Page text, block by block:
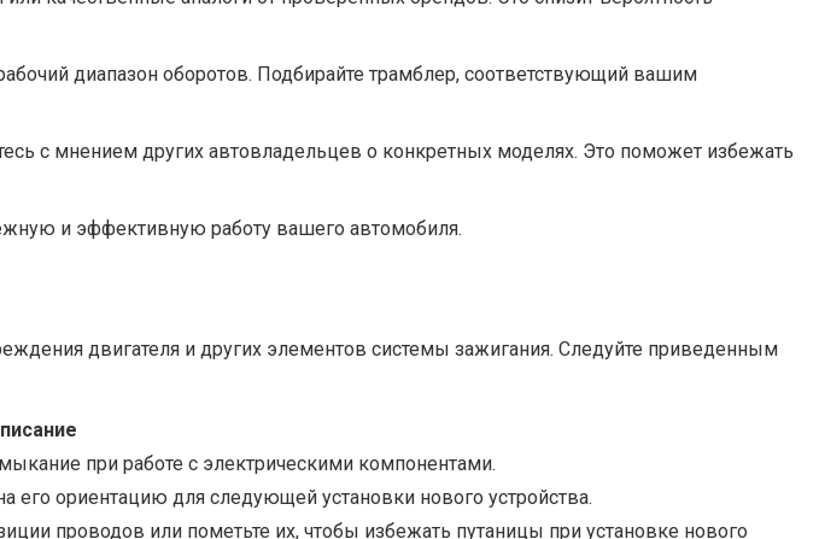
диапазон оборотов. Подбирайте трамблер, соответствующий вашим
с мнением других автовладельцев о конкретных моделях. Это поможет избежать
и эффективную работу вашего автомобиля.
двигателя и других элементов системы зажигания. Следуйте приведенным
при работе с электрическими компонентами.
ориентацию для следующей установки нового устройства.
проводов или пометьте их, чтобы избежать путаницы при установке нового